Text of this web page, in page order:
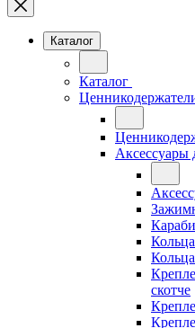
Каталог
Каталог
Аксессуары
скотче